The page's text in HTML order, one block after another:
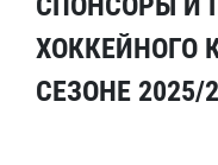
ХОККЕЙНОГО
СЕЗОНЕ 2025/